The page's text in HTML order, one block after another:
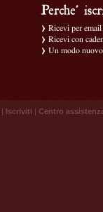
Ricevi per
Ricevi con
Un modo
| Iscriviti | Centro